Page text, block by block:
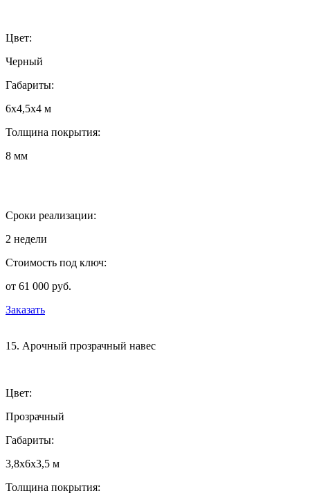
Цвет:
Черный
Габариты:
6х4,5х4 м
Толщина покрытия:
8 мм
Сроки реализации:
2 недели
Стоимость под ключ:
от 61 000 руб.
Заказать
15. Арочный прозрачный навес
Цвет:
Прозрачный
Габариты:
3,8х6х3,5 м
Толщина покрытия: